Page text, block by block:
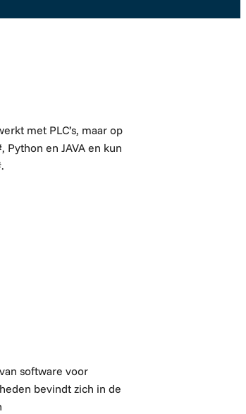
met PLC’s, maar op
en JAVA en kun
software voor
bevindt zich in de